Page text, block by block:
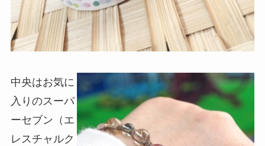
中央はお気に
入りのスーパ
ーセブン（エ
レスチャルク